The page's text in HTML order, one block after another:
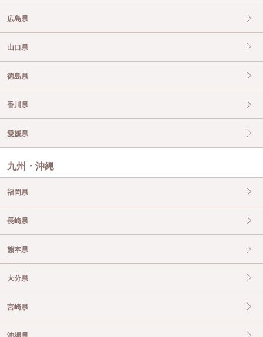
広島県
山口県
徳島県
香川県
愛媛県
九州・沖縄
福岡県
長崎県
熊本県
大分県
宮崎県